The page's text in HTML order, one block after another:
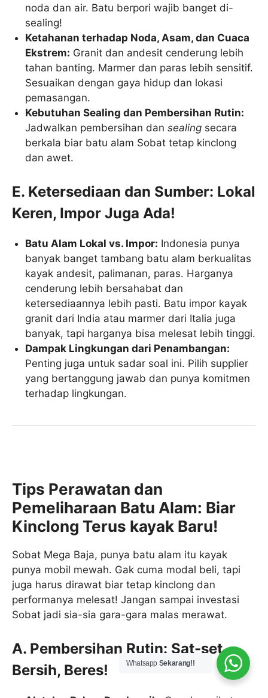
noda dan air. Batu berpori wajib banget di-
sealing!
Ketahanan terhadap Noda, Asam, dan Cuaca
Ekstrem: Granit dan andesit cenderung lebih
tahan banting. Marmer dan paras lebih sensitif.
Sesuaikan dengan gaya hidup dan lokasi
pemasangan.
Kebutuhan Sealing dan Pembersihan Rutin:
Jadwalkan pembersihan dansealing secara
berkala biar batu alam Sobat tetap kinclong
dan awet.
E. Ketersediaan dan Sumber: Lokal
Keren, Impor Juga Ada!
Batu Alam Lokal vs. Impor: Indonesia punya
banyak banget tambang batu alam berkualitas
kayak andesit, palimanan, paras. Harganya
cenderung lebih bersahabat dan
ketersediaannya lebih pasti. Batu impor kayak
granit dari India atau marmer dari Italia juga
banyak, tapi harganya bisa melesat lebih tinggi.
Dampak Lingkungan dari Penambangan:
Penting juga untuk sadar soal ini. Pilih supplier
yang bertanggung jawab dan punya komitmen
terhadap lingkungan.
Tips Perawatan dan
Pemeliharaan Batu Alam: Biar
Kinclong Terus kayak Baru!
Sobat Mega Baja, punya batu alam itu kayak
punya mobil mewah. Gak cuma modal beli, tapi
juga harus dirawat biar tetap kinclong dan
performanya melesat! Jangan sampai investasi
Sobat jadi sia-sia gara-gara malas merawat.
A. Pembersihan Rutin: Sat-set,
Bersih, Beres!
Whatsapp Sekarang!!